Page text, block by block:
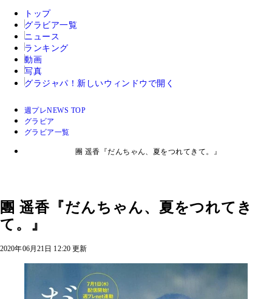
トップ
グラビア一覧
ニュース
ランキング
動画
写真
グラジャパ！ 新しいウィンドウで開く
週プレNEWS TOP
グラビア
グラビア一覧
團 遥香『だんちゃん、夏をつれてきて。』
團 遥香『だんちゃん、夏をつれてき
て。』
2020年06月21日 12:20 更新